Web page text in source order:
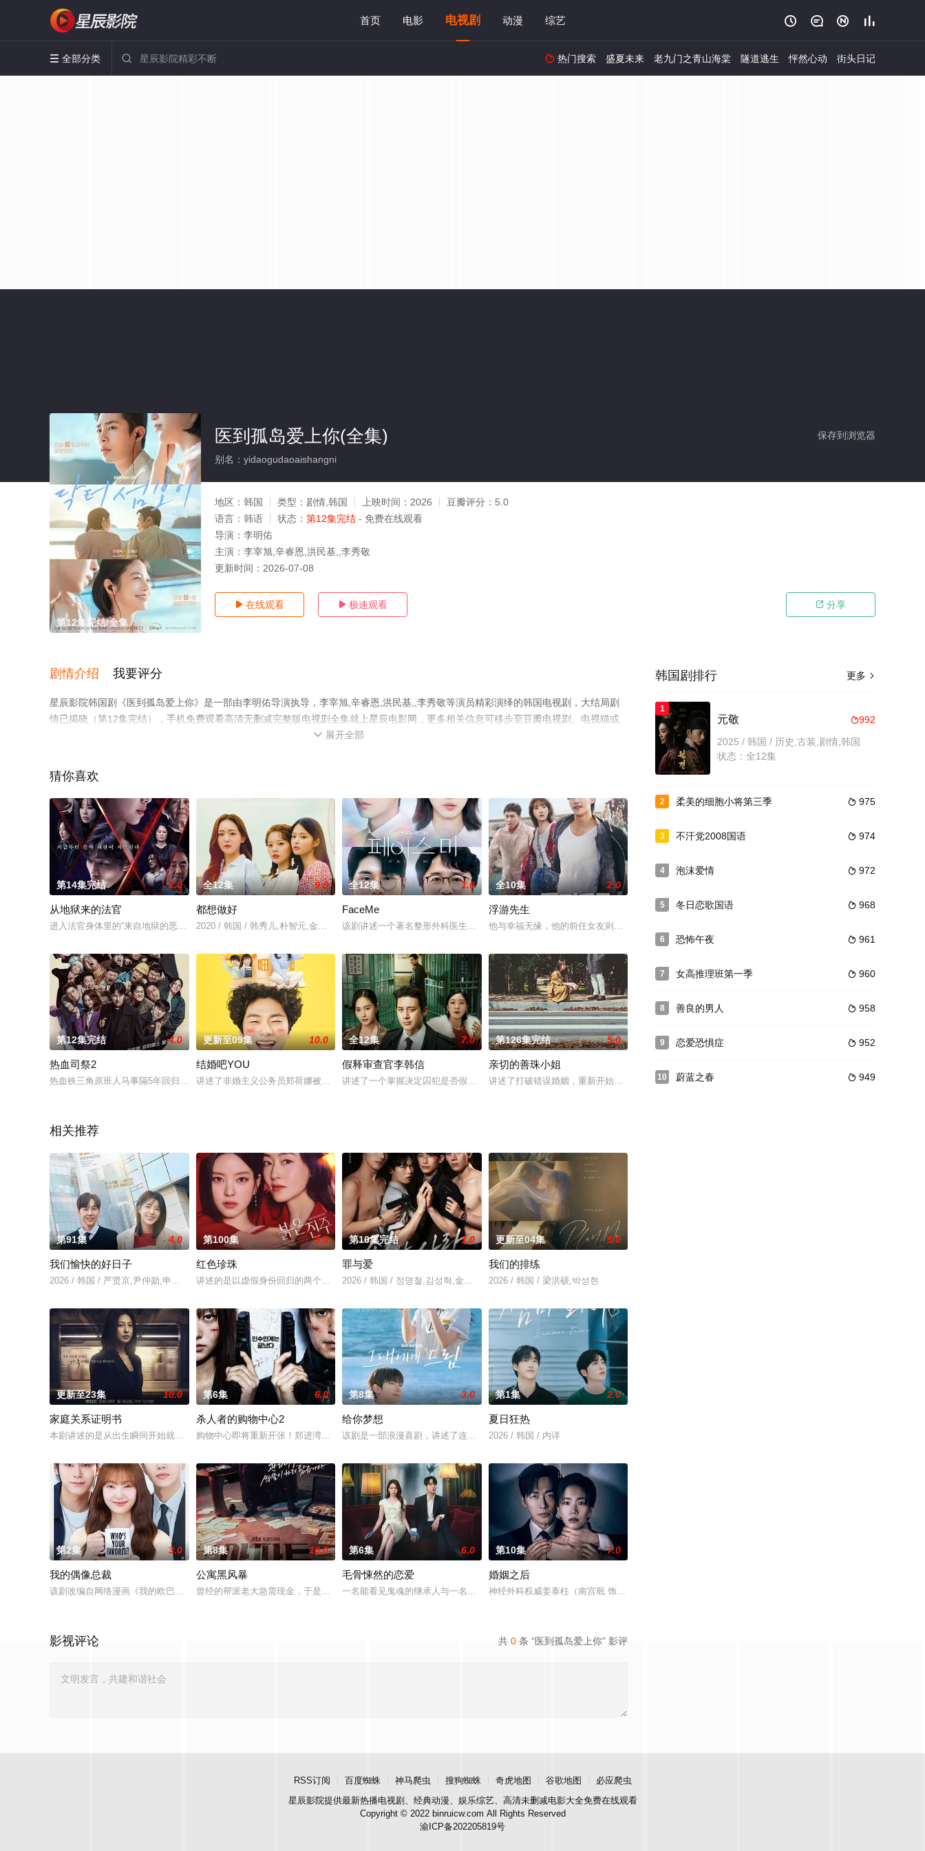
首页 电影 电视剧 动漫 综艺    
 全部分类   热门搜索 盛夏未来 老九门之青山海棠 隧道逃生 怦然心动 街头日记
第12集完结/全集
保存到浏览器
医到孤岛爱上你(全集)
别名：yidaogudaoaishangni
地区： 韩国 类型： 剧情,韩国 上映时间： 2026 豆瓣评分： 5.0
语言： 韩语 状态： 第12集完结 - 免费在线观看
导演： 李明佑
主演： 李宰旭,辛睿恩,洪民基,,李秀敬
更新时间： 2026-07-08
 在线观看  极速观看  分享
剧情介绍 我要评分
星辰影院韩国剧《医到孤岛爱上你》是一部由李明佑导演执导，李宰旭,辛睿恩,洪民基,,李秀敬等演员精彩演绎的韩国电视剧，大结局剧
情已揭晓（第12集完结），手机免费观看高清无删减完整版电视剧全集就上星辰电影网，更多相关信息可移步至豆瓣电视剧、电视猫或
 展开全部
猜你喜欢
第14集完结 2.0
从地狱来的法官
进入法官身体里的“来自地狱的恶魔”姜光娜（朴信惠 饰）在地狱般的现实中遇到比任何人都有人情味的刑警韩多温（金宰英 饰），两人
全12集 9.0
都想做好
2020 / 韩国 / 韩秀儿,朴智元,金彩恩,金江珉,崔伦齐,姜有锡,崔才元
全12集 1.0
FaceMe
该剧讲述一个著名整形外科医生因卷入犯罪案件而坠入深渊，他开始追踪犯罪受害人整容手术真相的悬疑惊悚故事。韩智贤在《look a
全10集 2.0
浮游先生
他与幸福无缘，他的前任女友则是郁郁寡欢的准新娘。两人被迫相依相伴，踏上他生命的最后一段旅程。
第12集完结 4.0
热血司祭2
热血铁三角原班人马事隔5年回归，天主教司祭金海日（金南佶 饰）、检察官朴京善（李荷妮 饰）和刑警具大荣（金成畇 饰）联手打击
更新至09集 10.0
结婚吧YOU
讲述了非婚主义公务员郑荷娜被流放到“婚姻士气推进队YOU”的媒人罗曼史故事，该队是为促成具备回避结婚条件的岛上小伙奉哲熙结婚
全12集 7.0
假释审查官李韩信
讲述了一个掌握决定囚犯是否假释的巨大权力的男人以自己的方式执行正义的故事。
第126集完结 5.0
亲切的善珠小姐
讲述了打破错误婚姻，重新开始的“新”房子的女人善珠的人生改造的故事。
相关推荐
第91集 4.0
我们愉快的好日子
2026 / 韩国 / 严贤京,尹仲勋,申正允,尹多英,金惠玉,鲜于在德,尹多勋,文喜京,李商淑,郑孝彬,李家豪,郑永琡
第100集 9.0
红色珍珠
讲述的是以虚假身份回归的两个女人揭开隐藏在阿黛勒家的罪恶和真相的缜密而强烈的复仇故事。 ​​​
第10集完结 1.0
罪与爱
2026 / 韩国 / 정명철,김성혁,金贤叙,정현웅
更新至04集 5.0
我们的排练
2026 / 韩国 / 梁洪硕,박성현
更新至23集 10.0
家庭关系证明书
本剧讲述的是从出生瞬间开始就被打上家庭崩溃烙印的一个孩子和面对冷酷的偏见和命运，重新找回自己人生的女性故事。
第6集 6.0
杀人者的购物中心2
购物中心即将重新开张！郑进湾（李栋旭 饰）和郑智安（金慧峻 饰）叔侄档再度联手，制作规模、动作场面全部疯狂升级。玄理、冈田将
第8集 3.0
给你梦想
该剧是一部浪漫喜剧，讲述了连一个梦想都无所畏惧的十几岁，被现实挡住而受挫的二十几岁，像变成那样的大人的三十几岁的记者李载与一
第1集 2.0
夏日狂热
2026 / 韩国 / 内详
第2集 3.0
我的偶像总裁
该剧改编自网络漫画《我的欧巴是偶像》，是一部浪漫喜剧。讲述进入由前偶像兼CEO李灿领导的公司工作的南多凛，与在那里遇到的社长
第8集 10.0
公寓黑风暴
曾经的帮派老大急需现金，于是和有志成为律师的同伴合作，打算窃取住宅社区的储备基金，却意外揭开深藏的腐败真相。
第6集 6.0
毛骨悚然的恋爱
一名能看见鬼魂的继承人与一名王牌检察官发现只要轻轻一碰，就能让他们成为异常高效率的搭档，于是两人联手侦破悬案。该剧翻拍自20
第10集 7.0
婚姻之后
神经外科权威姜泰柱（南宫珉 饰）因为老婆高世允（李雪 饰）在提出离婚的第二日突然遭到神秘绑架，瞬间
共 0 条 “医到孤岛爱上你” 影评
影视评论
更多 
韩国剧排行
1
992
元敬
2025 / 韩国 / 历史,古装,剧情,韩国
状态：全12集
2  975
柔美的细胞小将第三季
3  974
不汗党2008国语
4  972
泡沫爱情
5  968
冬日恋歌国语
6  961
恐怖午夜
7  960
女高推理班第一季
8  958
善良的男人
9  952
恋爱恐惧症
10  949
蔚蓝之春
RSS订阅 百度蜘蛛 神马爬虫 搜狗蜘蛛 奇虎地图 谷歌地图
必应爬虫
星辰影院提供最新热播电视剧、经典动漫、娱乐综艺、高清未删减电影大全免费在线观看
Copyright © 2022 binruicw.com All Rights Reserved
渝ICP备202205819号